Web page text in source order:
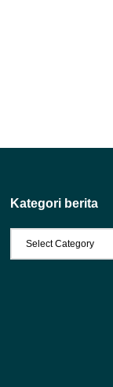
Kategori berita